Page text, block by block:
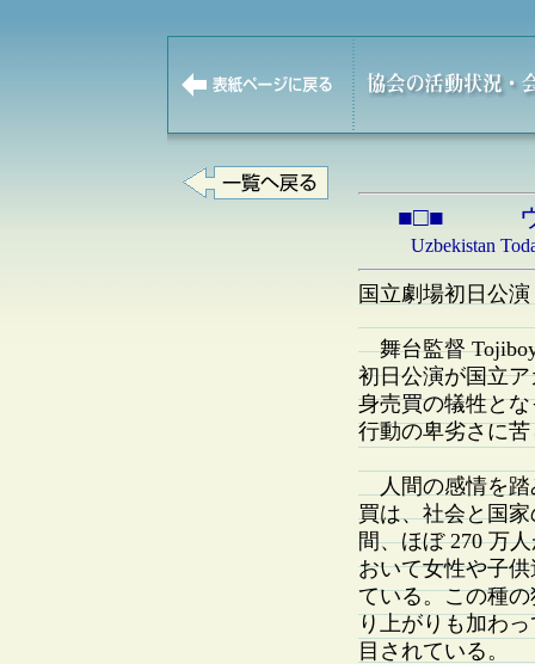
■□■ ウ
Uzbekistan
国立劇場初日公
舞台監督 Tojiboy
初日公演が国立
身売買の犠牲と
行動の卑劣さに
人間の感情を踏
買は、社会と国
間、ほぼ 270 万
おいて女性や子
ている。この種
り上がりも加わ
目されている。